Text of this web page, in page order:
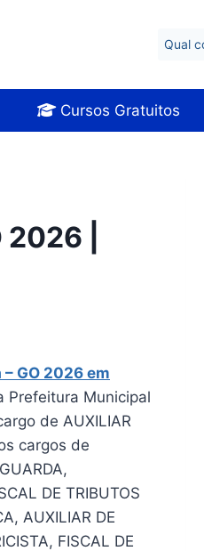
Qual
Cursos Gratuitos
|
GO 2026 em
Prefeitura Municipal
de AUXILIAR
cargos de
DE TRIBUTOS
AUXILIAR DE
FISCAL DE